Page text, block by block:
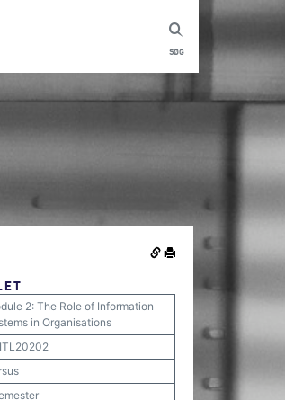
SØG
2: The Role of Information
in Organisations